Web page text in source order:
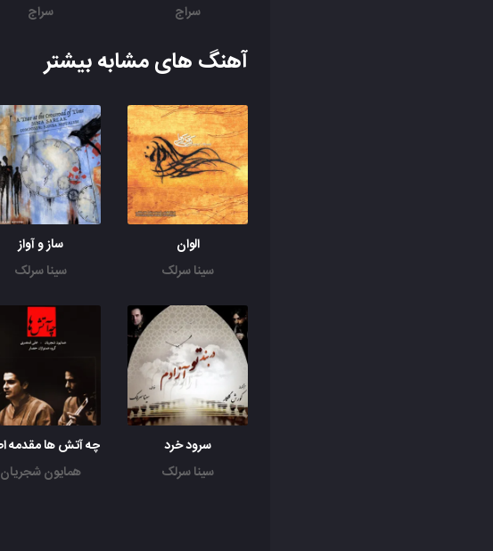
سراج
سراج
آهنگ های مشابه بیشتر
الوان
سینا سرلک
ساز و آواز
سینا سرلک
سرود خرد
سینا سرلک
همایون شجریان